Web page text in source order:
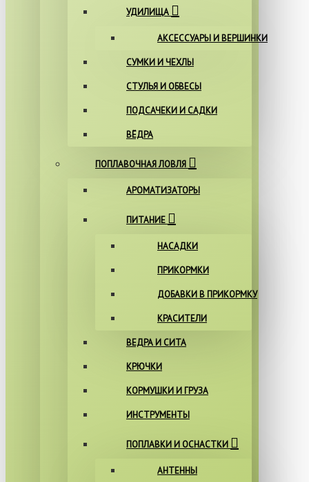
УДИЛИЩА
АКСЕССУАРЫ И ВЕРШИНКИ
СУМКИ И ЧЕХЛЫ
СТУЛЬЯ И ОБВЕСЫ
ПОДСАЧЕКИ И САДКИ
ВЁДРА
ПОПЛАВОЧНАЯ ЛОВЛЯ
АРОМАТИЗАТОРЫ
ПИТАНИЕ
НАСАДКИ
ПРИКОРМКИ
ДОБАВКИ В ПРИКОРМКУ
КРАСИТЕЛИ
ВЕДРА И СИТА
КРЮЧКИ
КОРМУШКИ И ГРУЗА
ИНСТРУМЕНТЫ
ПОПЛАВКИ И ОСНАСТКИ
АНТЕННЫ